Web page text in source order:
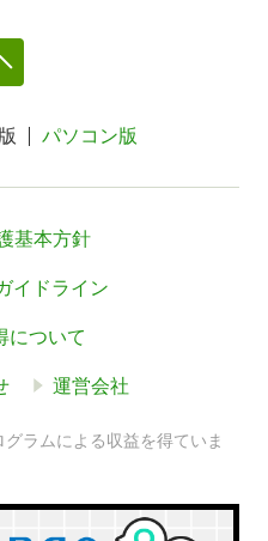
パソコン版
基本方針
イドライン
について
運営会社
ラムによる収益を得ていま